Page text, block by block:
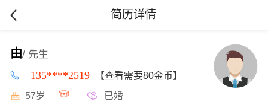
简历详情
由/ 先生
135****2519 【查看需要80金币】
57岁 已婚